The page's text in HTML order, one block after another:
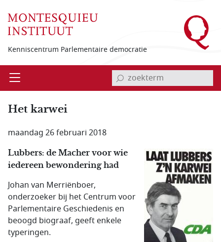
Kenniscentrum Parlementaire democratie
Open invoerveld zoekterm
Het karwei
maandag 26 februari 2018
Lubbers: de Macher voor wie
iedereen bewondering had
Johan van Merriënboer,
onderzoeker bij het Centrum voor
Parlementaire Geschiedenis en
beoogd biograaf, geeft enkele
typeringen.